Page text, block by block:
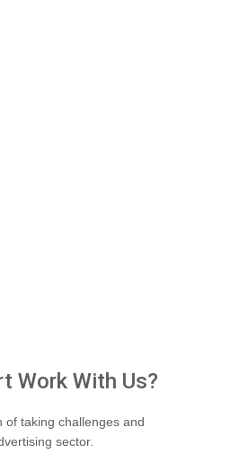
Work With Us?
of taking challenges and
sector.